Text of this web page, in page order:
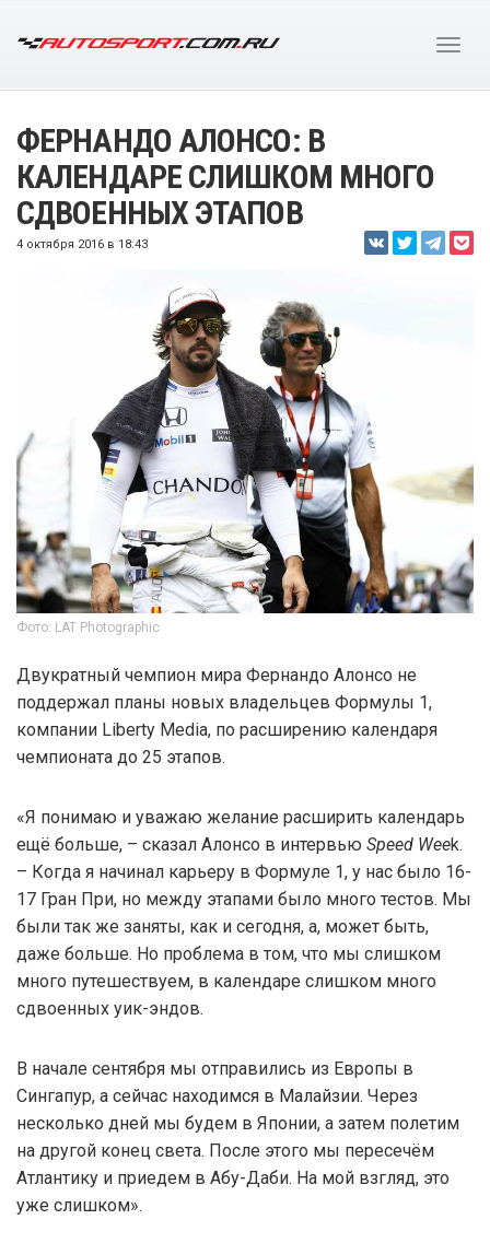
ФЕРНАНДО АЛОНСО: В
КАЛЕНДАРЕ СЛИШКОМ МНОГО
СДВОЕННЫХ ЭТАПОВ
4 октября 2016 в 18:43
Фото: LAT Photographic
Двукратный чемпион мира Фернандо Алонсо не
поддержал планы новых владельцев Формулы 1,
компании Liberty Media, по расширению календаря
чемпионата до 25 этапов.
«Я понимаю и уважаю желание расширить календарь
ещё больше, – сказал Алонсо в интервью Speed Week.
– Когда я начинал карьеру в Формуле 1, у нас было 16-
17 Гран При, но между этапами было много тестов. Мы
были так же заняты, как и сегодня, а, может быть,
даже больше. Но проблема в том, что мы слишком
много путешествуем, в календаре слишком много
сдвоенных уик-эндов.
В начале сентября мы отправились из Европы в
Сингапур, а сейчас находимся в Малайзии. Через
несколько дней мы будем в Японии, а затем полетим
на другой конец света. После этого мы пересечём
Атлантику и приедем в Абу-Даби. На мой взгляд, это
уже слишком».